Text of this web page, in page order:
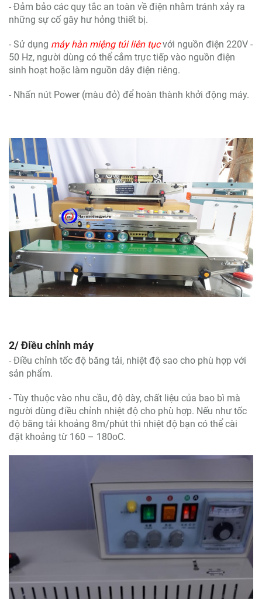
- Đảm bảo các quy tắc an toàn về điện nhằm tránh xảy ra
những sự cố gây hư hỏng thiết bị.
- Sử dụng máy hàn miệng túi liên tụcvới nguồn điện 220V -
50 Hz, người dùng có thể cắm trực tiếp vào nguồn điện
sinh hoạt hoặc làm nguồn dây điện riêng.
- Nhấn nút Power (màu đỏ) để hoàn thành khởi động máy.
2/ Điều chỉnh máy
- Điều chỉnh tốc độ băng tải, nhiệt độ sao cho phù hợp với
sản phẩm.
- Tùy thuộc vào nhu cầu, độ dày, chất liệu của bao bì mà
người dùng điều chỉnh nhiệt độ cho phù hợp. Nếu như tốc
độ băng tải khoảng 8m/phút thì nhiệt độ bạn có thể cài
đặt khoảng từ 160 – 180oC.